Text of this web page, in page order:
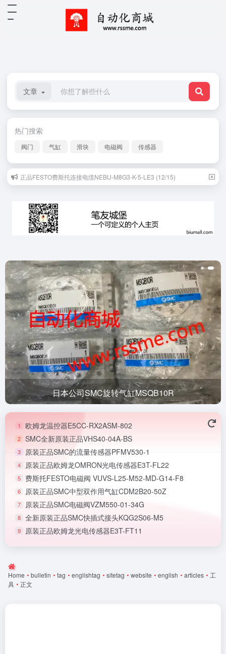
文章
热门搜索
阀门 气缸 滑块 电磁阀 传感器
正品FESTO费斯托连接电缆NEBU-M8G3-K-5-LE3 (12/15)
日本公司SMC旋转气缸MSQB10R
1 欧姆龙温控器E5CC-RX2ASM-802
2 SMC全新原装正品VHS40-04A-BS
3 原装正品SMC的流量传感器PFMV530-1
4 原装正品欧姆龙OMRON光电传感器E3T-FL22
5 费斯托FESTO电磁阀 VUVS-L25-M52-MD-G14-F8
6 原装正品SMC中型双作用气缸CDM2B20-50Z
7 原装正品SMC电磁阀VZM550-01-34G
8 全新原装正品SMC快插式接头KQG2S06-M5
9 原装正品欧姆龙光电传感器E3T-FT11
Home • bulletin • tag • englishtag • sitetag • website • english • articles • 工
具 • 正文